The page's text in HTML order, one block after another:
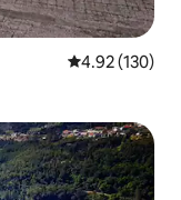
औसत रेटिंग 5 में से
4.92 (130)